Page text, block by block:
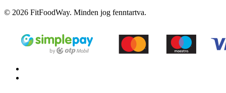
© 2026 FitFoodWay. Minden jog fenntartva.